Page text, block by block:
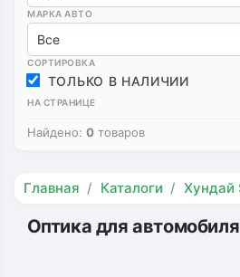
МАРКА АВТО
Все
СОРТИРОВКА
ТОЛЬКО В НАЛИЧИИ
НА СТРАНИЦЕ
Найдено: 0 товаров
Главная Каталоги Хундай
Оптика для